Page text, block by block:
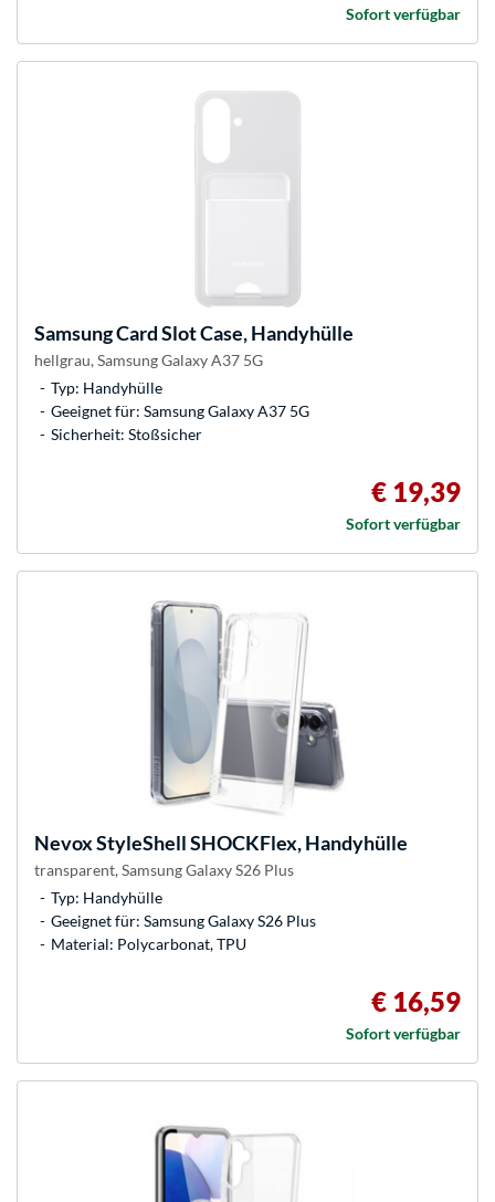
Sofort verfügbar
SamsungCard Slot Case, Handyhülle
hellgrau, Samsung Galaxy A37 5G
Typ: Handyhülle
Geeignet für: Samsung Galaxy A37 5G
Sicherheit: Stoßsicher
€ 19,39
Sofort verfügbar
NevoxStyleShell SHOCKFlex, Handyhülle
transparent, Samsung Galaxy S26 Plus
Typ: Handyhülle
Geeignet für: Samsung Galaxy S26 Plus
Material: Polycarbonat, TPU
€ 16,59
Sofort verfügbar